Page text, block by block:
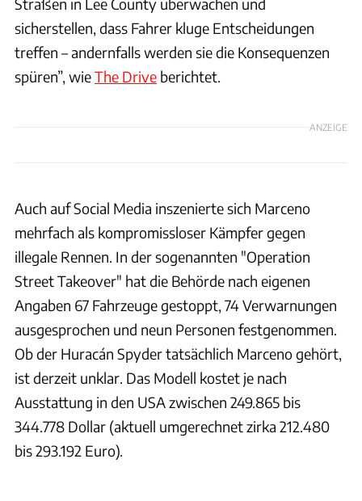
sicherstellen, dass Fahrer kluge Entscheidungen
treffen – andernfalls werden sie die Konsequenzen
spüren”, wieThe Drive berichtet.
ANZEIGE
Auch auf Social Media inszenierte sich Marceno
mehrfach als kompromissloser Kämpfer gegen
illegale Rennen. In der sogenannten "Operation
Street Takeover" hat die Behörde nach eigenen
Angaben 67 Fahrzeuge gestoppt, 74 Verwarnungen
ausgesprochen und neun Personen festgenommen.
Ob der Huracán Spyder tatsächlich Marceno gehört,
ist derzeit unklar. Das Modell kostet je nach
Ausstattung in den USA zwischen 249.865 bis
344.778 Dollar (aktuell umgerechnet zirka 212.480
bis 293.192 Euro).